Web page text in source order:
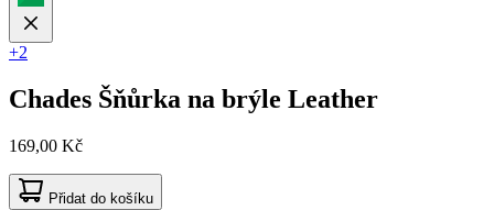
+2
Chades Šňůrka na brýle Leather
169,00 Kč
Přidat do košíku